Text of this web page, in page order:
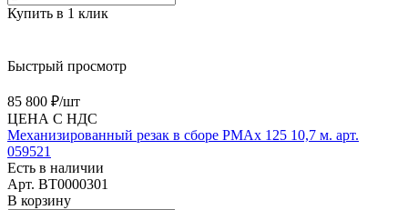
Купить в 1 клик
Быстрый просмотр
85 800 ₽/шт
ЦЕНА С НДС
Механизированный резак в сборе PMAx 125 10,7 м. арт.
059521
Есть в наличии
Арт. BT0000301
В корзину